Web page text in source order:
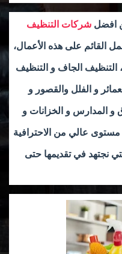
افضل شركات التنظيف
القائم على هذه الأعمال،
التنظيف الجاف و التنظيف
و الفلل والقصور و
و المدارس و الخزانات و
عالي من الاحترافية
نجتهد في تقديمها حتى